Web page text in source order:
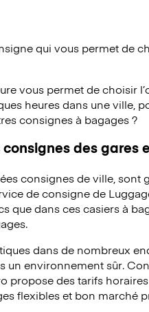
qui vous permet de
vous permet de choisir
heures dans une ville,
consignes à bagages ?
des gares
consignes de ville,
de consigne de
que dans ces casiers à
dans de nombreux
un environnement sûr.
propose des tarifs
flexibles et bon marché